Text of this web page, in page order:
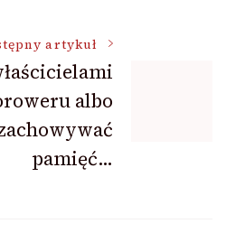
artykuł
albo
pamięć…